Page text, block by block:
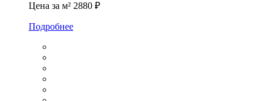
Цена за м² 2880 ₽
Подробнее